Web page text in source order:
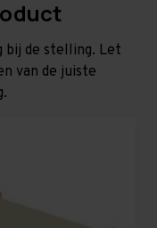
bij de stelling. Let
van de juiste